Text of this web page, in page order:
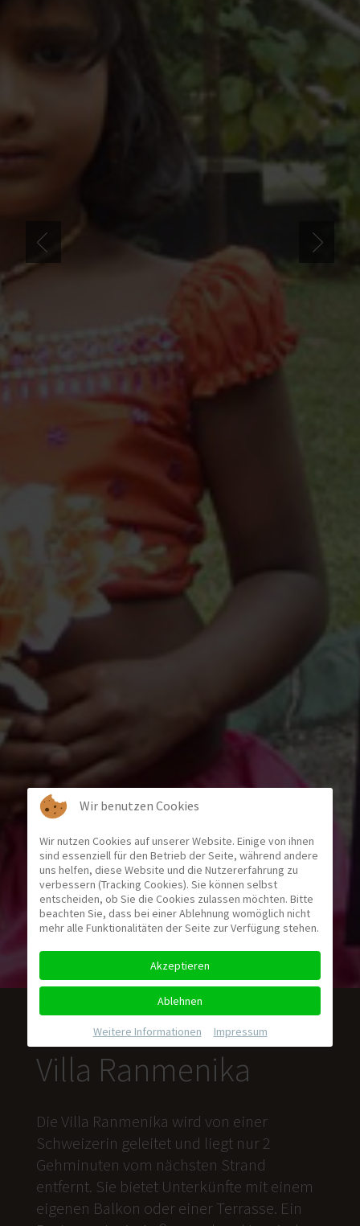
Villa Ranmenika
Die Villa Ranmenika wird von einer
Schweizerin geleitet und liegt nur 2
Gehminuten vom nächsten Strand
entfernt. Sie bietet Unterkünfte mit einem
eigenen Balkon oder einer Terrasse. Ein
Wir benutzen Cookies
Wir nutzen Cookies auf unserer Website. Einige von ihnen
sind essenziell für den Betrieb der Seite, während andere
uns helfen, diese Website und die Nutzererfahrung zu
verbessern (Tracking Cookies). Sie können selbst
entscheiden, ob Sie die Cookies zulassen möchten. Bitte
beachten Sie, dass bei einer Ablehnung womöglich nicht
mehr alle Funktionalitäten der Seite zur Verfügung stehen.
Akzeptieren
Ablehnen
Weitere Informationen Impressum